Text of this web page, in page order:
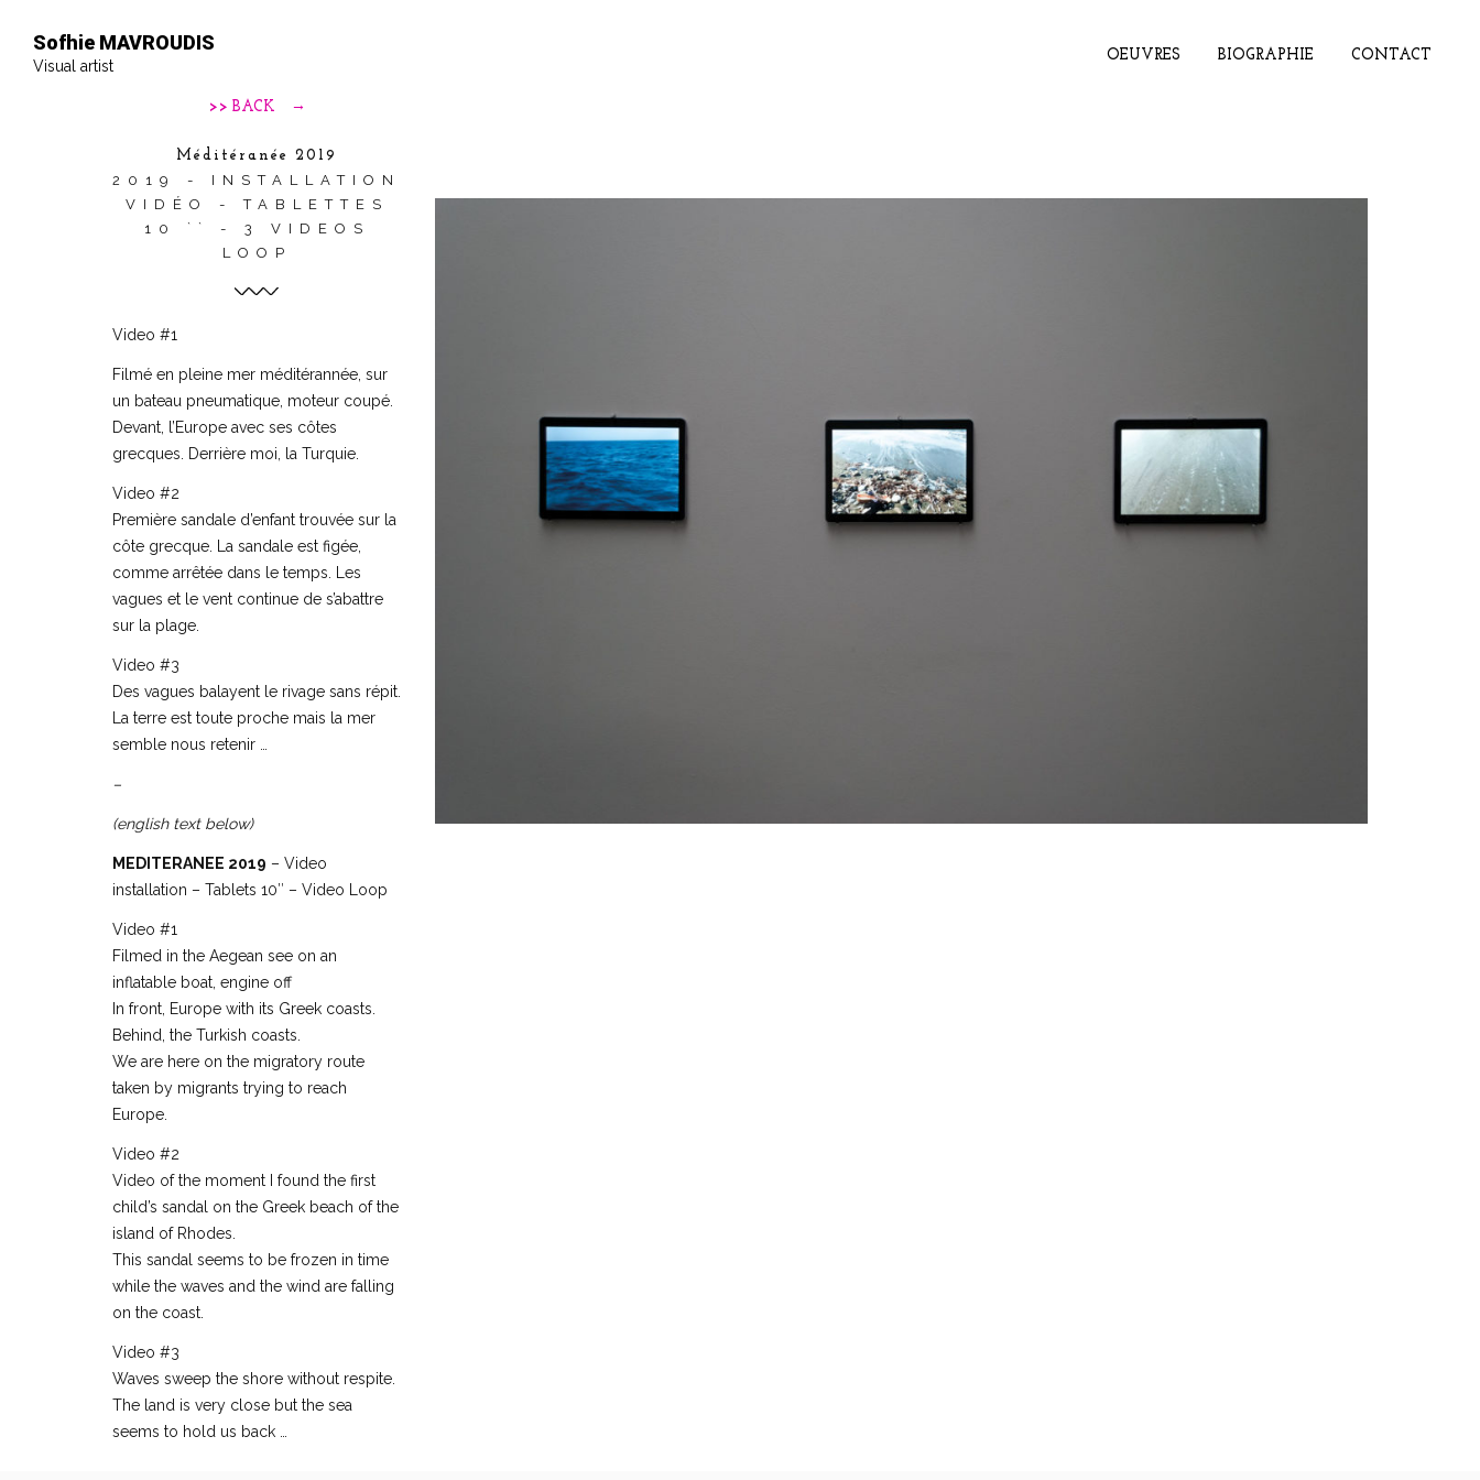
Sofhie MAVROUDIS
Visual artist
OEUVRES BIOGRAPHIE CONTACT
>> BACK
Méditéranée 2019
2019 - INSTALLATION
VIDÉO - TABLETTES
10 `` - 3 VIDEOS
LOOP
Video #1
Filmé en pleine mer méditérannée, sur
un bateau pneumatique, moteur coupé.
Devant, l’Europe avec ses côtes
grecques. Derrière moi, la Turquie.
Video #2
Première sandale d’enfant trouvée sur la
côte grecque. La sandale est figée,
comme arrêtée dans le temps. Les
vagues et le vent continue de s’abattre
sur la plage.
Video #3
Des vagues balayent le rivage sans répit.
La terre est toute proche mais la mer
semble nous retenir …
–
(english text below)
MEDITERANEE 2019 – Video
installation – Tablets 10″ – Video Loop
Video #1
Filmed in the Aegean see on an
inflatable boat, engine off
In front, Europe with its Greek coasts.
Behind, the Turkish coasts.
We are here on the migratory route
taken by migrants trying to reach
Europe.
Video #2
Video of the moment I found the first
child’s sandal on the Greek beach of the
island of Rhodes.
This sandal seems to be frozen in time
while the waves and the wind are falling
on the coast.
Video #3
Waves sweep the shore without respite.
The land is very close but the sea
seems to hold us back …